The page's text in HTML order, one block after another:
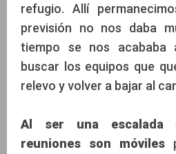
refugio. Allí
previsión no nos daba
tiempo se nos acababa
buscar los equipos que
relevo y volver a bajar al
Al ser una escalada
reuniones son móviles